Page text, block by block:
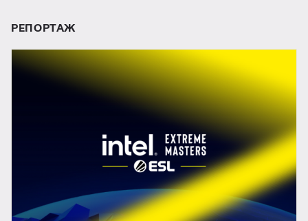
РЕПОРТАЖ